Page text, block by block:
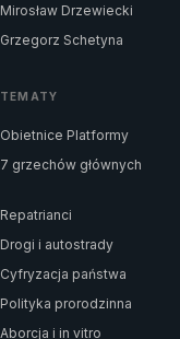
Mirosław Drzewiecki
Grzegorz Schetyna
TEMATY
Obietnice Platformy
7 grzechów głównych
Repatrianci
Drogi i autostrady
Cyfryzacja państwa
Polityka prorodzinna
Aborcja i in vitro